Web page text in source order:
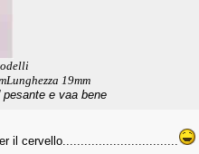
Lunghezza 19mm
e vaa bene
il cervello................................